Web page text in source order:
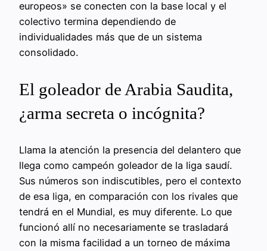
europeos» se conecten con la base local y el
colectivo termina dependiendo de
individualidades más que de un sistema
consolidado.
El goleador de Arabia Saudita,
¿arma secreta o incógnita?
Llama la atención la presencia del delantero que
llega como campeón goleador de la liga saudí.
Sus números son indiscutibles, pero el contexto
de esa liga, en comparación con los rivales que
tendrá en el Mundial, es muy diferente. Lo que
funcionó allí no necesariamente se trasladará
con la misma facilidad a un torneo de máxima